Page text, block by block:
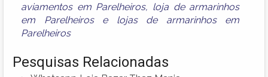
aviamentos em Parelheiros, loja de armarinhos
em Parelheirose lojas de armarinhos em
Parelheiros
Pesquisas Relacionadas